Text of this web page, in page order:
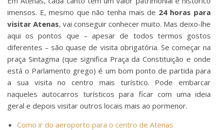
imensos. E, mesmo que não tenha mais de 24 horas para
visitar Atenas, vai conseguir conhecer muito. Mas deixo-lhe
aqui os pontos que – apesar de todos termos gostos
diferentes – são quase de visita obrigatória. Se começar na
praça Sintagma (que significa Praça da Constituição e onde
está o Parlamento grego) é um bom ponto de partida para
a sua visita no centro mais turístico. Pode embarcar
naqueles autocarros turísticos para ficar com uma ideia
geral e depois visitar outros locais mais ao pormenor.
Como ir do aeroporto para o centro de Atenas